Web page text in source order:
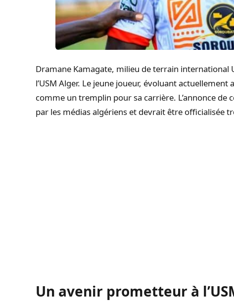
Dramane Kamagate, milieu de terrain international
l’USM Alger. Le jeune joueur, évoluant
comme un tremplin pour sa carrière. L’annonce
par les médias algériens et devrait être officialisée
Un avenir prometteur à